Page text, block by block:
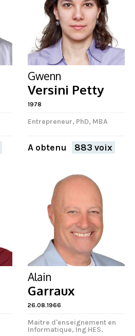
Gwenn
Versini Petty
1978
Entrepreneur, PhD, MBA
A obtenu 883 voix
Alain
Garraux
26.08.1966
Maitre d'enseignement en
Informatique, Ing HES.